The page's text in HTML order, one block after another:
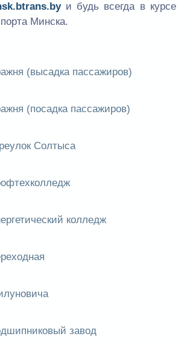
и будь всегда в курсе
Минска.
(высадка пассажиров)
(посадка пассажиров)
Солтыса
колледж
завод